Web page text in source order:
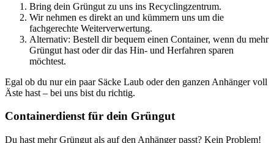
Bring dein Grüngut zu uns ins Recyclingzentrum.
Wir nehmen es direkt an und kümmern uns um die
fachgerechte Weiterverwertung.
Alternativ: Bestell dir bequem einen Container, wenn du mehr
Grüngut hast oder dir das Hin- und Herfahren sparen
möchtest.
Egal ob du nur ein paar Säcke Laub oder den ganzen Anhänger voll
Äste hast – bei uns bist du richtig.
Containerdienst für dein Grüngut
Du hast mehr Grüngut als auf den Anhänger passt? Kein Problem!